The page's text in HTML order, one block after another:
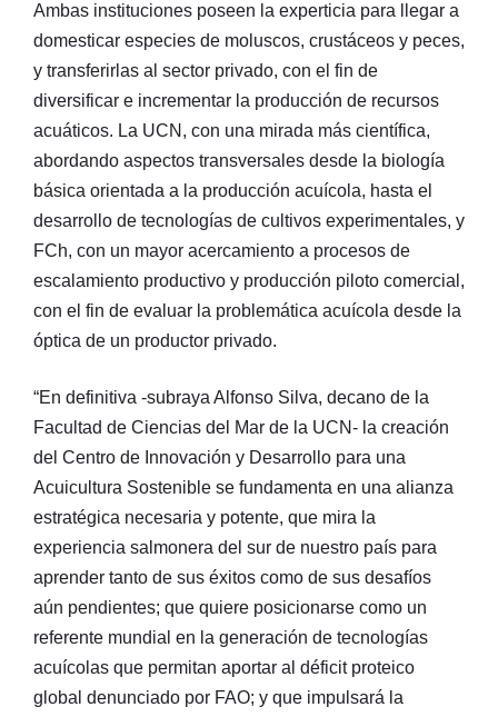
Ambas instituciones poseen la experticia para llegar a
domesticar especies de moluscos, crustáceos y peces,
y transferirlas al sector privado, con el fin de
diversificar e incrementar la producción de recursos
acuáticos. La UCN, con una mirada más científica,
abordando aspectos transversales desde la biología
básica orientada a la producción acuícola, hasta el
desarrollo de tecnologías de cultivos experimentales, y
FCh, con un mayor acercamiento a procesos de
escalamiento productivo y producción piloto comercial,
con el fin de evaluar la problemática acuícola desde la
óptica de un productor privado.
“En definitiva -subraya Alfonso Silva, decano de la
Facultad de Ciencias del Mar de la UCN- la creación
del Centro de Innovación y Desarrollo para una
Acuicultura Sostenible se fundamenta en una alianza
estratégica necesaria y potente, que mira la
experiencia salmonera del sur de nuestro país para
aprender tanto de sus éxitos como de sus desafíos
aún pendientes; que quiere posicionarse como un
referente mundial en la generación de tecnologías
acuícolas que permitan aportar al déficit proteico
global denunciado por FAO; y que impulsará la